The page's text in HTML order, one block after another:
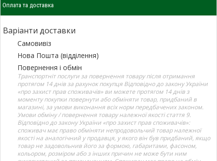
Оплата та доставка
Варіанти доставки
Самовивіз
Нова Пошта (відділення)
Повернення і обмін
Транспортніт послуги за повернення товару після отримання
протягом 14 днів за рахунок покупця Відповідно до закону України
«про захист прав споживачів» ви можете протягом 14 днів з
моменту покупки повернути або обміняти товар, придбаний в
магазині, за умови виконання всіх норм передбачених законом.
Умови обміну / повернення товару належної якості стаття 9.
Відповідно до закону України «про захист прав споживачів»:
споживач має право обміняти непродовольчий товар належної
якості на аналогічний у продавця, у якого він був придбаний, якщо
товар не задовольнив його за формою, габаритами, фасоном,
кольором, розміром або з інших причин не може бути ним